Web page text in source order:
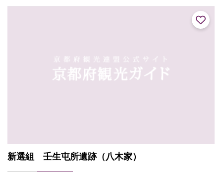
として活用できます。施...
新選組 壬生屯所遺跡（八木家）